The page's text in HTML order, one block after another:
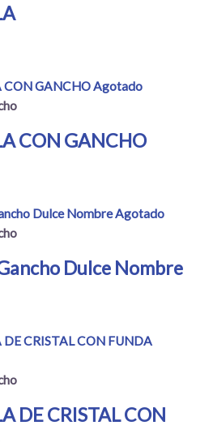
Agotado
CON GANCHO
Agotado
Dulce Nombre
DE CRISTAL CON